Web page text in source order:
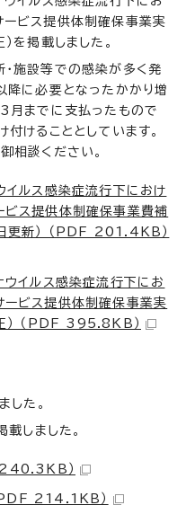
ービス提供体制確保事業実
を掲載しました。
施設等での感染が多く発
降に必要となったかかり増
月までに支払ったもので
付けることとしています。
相談ください。
イルス感染症流行下におけ
ビス提供体制確保事業費補
更新） （PDF 201.4KB）
ウイルス感染症流行下にお
ービス提供体制確保事業実
） （PDF 395.8KB）
した。
しました。
240.3KB）
PDF 214.1KB）